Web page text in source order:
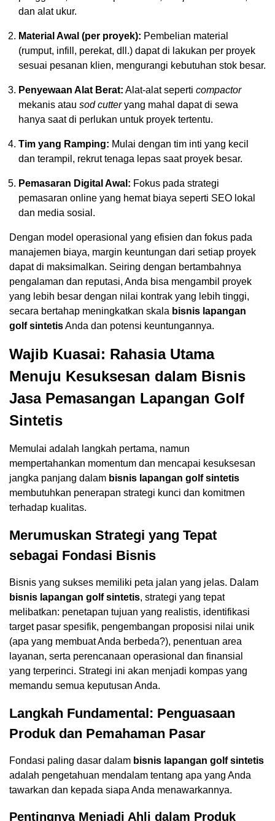
dan alat ukur.
Material Awal (per proyek): Pembelian material
(rumput, infill, perekat, dll.) dapat di lakukan per proyek
sesuai pesanan klien, mengurangi kebutuhan stok besar.
Penyewaan Alat Berat: Alat-alat seperti compactor
mekanis atau sod cutteryang mahal dapat di sewa
hanya saat di perlukan untuk proyek tertentu.
Tim yang Ramping: Mulai dengan tim inti yang kecil
dan terampil, rekrut tenaga lepas saat proyek besar.
Pemasaran Digital Awal: Fokus pada strategi
pemasaran online yang hemat biaya seperti SEO lokal
dan media sosial.
Dengan model operasional yang efisien dan fokus pada
manajemen biaya, margin keuntungan dari setiap proyek
dapat di maksimalkan. Seiring dengan bertambahnya
pengalaman dan reputasi, Anda bisa mengambil proyek
yang lebih besar dengan nilai kontrak yang lebih tinggi,
secara bertahap meningkatkan skala bisnis lapangan
golf sintetisAnda dan potensi keuntungannya.
Wajib Kuasai: Rahasia Utama
Menuju Kesuksesan dalam Bisnis
Jasa Pemasangan Lapangan Golf
Sintetis
Memulai adalah langkah pertama, namun
mempertahankan momentum dan mencapai kesuksesan
jangka panjang dalam bisnis lapangan golf sintetis
membutuhkan penerapan strategi kunci dan komitmen
terhadap kualitas.
Merumuskan Strategi yang Tepat
sebagai Fondasi Bisnis
Bisnis yang sukses memiliki peta jalan yang jelas. Dalam
bisnis lapangan golf sintetis, strategi yang tepat
melibatkan: penetapan tujuan yang realistis, identifikasi
target pasar spesifik, pengembangan proposisi nilai unik
(apa yang membuat Anda berbeda?), penentuan area
layanan, serta perencanaan operasional dan finansial
yang terperinci. Strategi ini akan menjadi kompas yang
memandu semua keputusan Anda.
Langkah Fundamental: Penguasaan
Produk dan Pemahaman Pasar
Fondasi paling dasar dalam bisnis lapangan golf sintetis
adalah pengetahuan mendalam tentang apa yang Anda
tawarkan dan kepada siapa Anda menawarkannya.
Pentingnya Menjadi Ahli dalam Produk